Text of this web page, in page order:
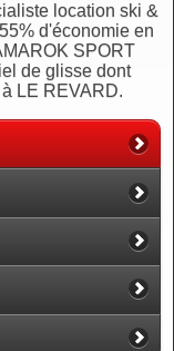
location ski &
d'économie en
SPORT
de glisse dont
LE REVARD.